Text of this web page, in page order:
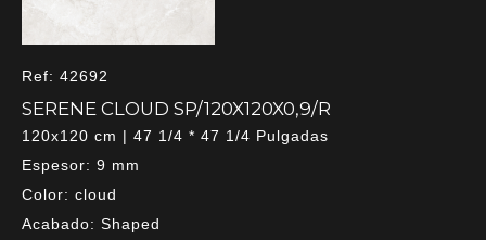
Ref: 42692
SERENE CLOUD SP/120X120X0,9/R
120x120 cm | 47 1/4 * 47 1/4 Pulgadas
Espesor: 9 mm
Color: cloud
Acabado: Shaped